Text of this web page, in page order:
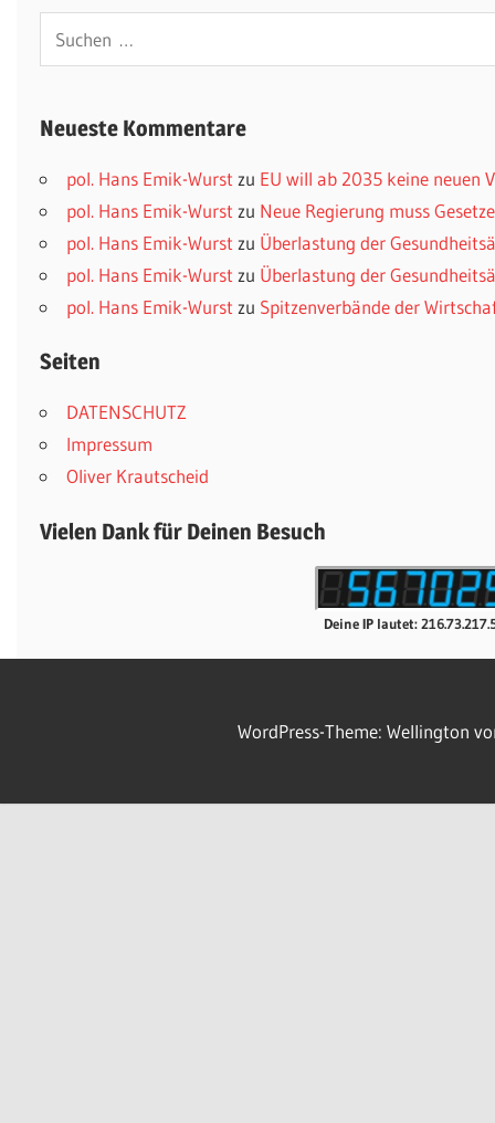
Neueste Kommentare
pol. Hans Emik-Wurst zu EU will ab 2035 keine neuen
pol. Hans Emik-Wurst zu Neue Regierung muss
pol. Hans Emik-Wurst zu Überlastung der
pol. Hans Emik-Wurst zu Überlastung der
pol. Hans Emik-Wurst zu Spitzenverbände der
Seiten
DATENSCHUTZ
Impressum
Oliver Krautscheid
Vielen Dank für Deinen Besuch
Deine IP lautet:
WordPress-Theme: Wellington